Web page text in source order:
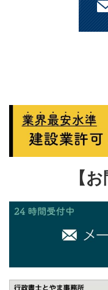
【